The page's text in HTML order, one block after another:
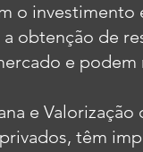
o
obtenção de
e
e
têm